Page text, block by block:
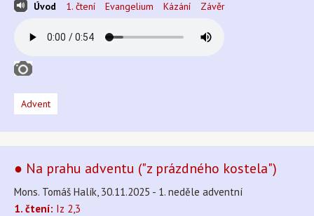
Úvod 1. čtení Evangelium Kázání Závěr
Advent
● Na prahu adventu ("z prázdného kostela")
Mons. Tomáš Halík, 30.11.2025 - 1. neděle adventní
1. čtení: Iz 2,3